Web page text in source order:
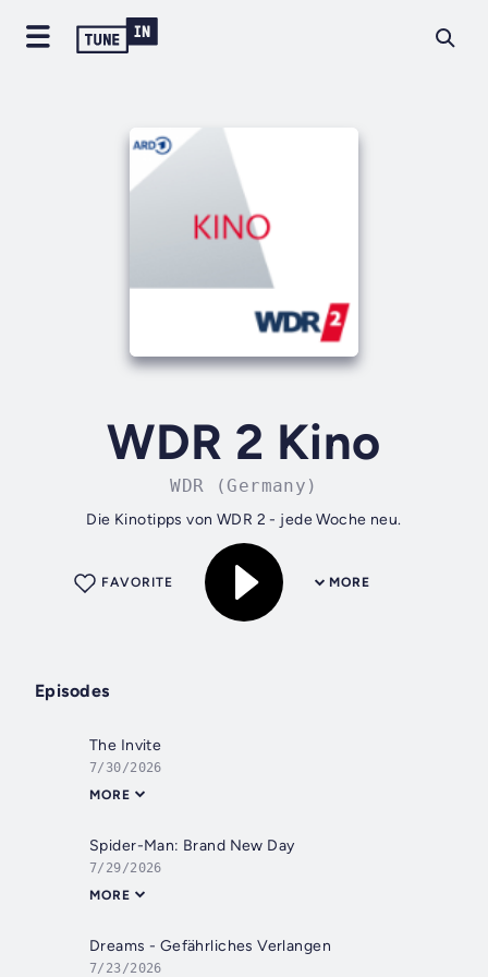
WDR 2 Kino
WDR (Germany)
Die Kinotipps von WDR 2 - jede Woche neu.
MORE
FAVORITE
Episodes
The Invite
7/30/2026
MORE
Spider-Man: Brand New Day
7/29/2026
MORE
Dreams - Gefährliches Verlangen
7/23/2026